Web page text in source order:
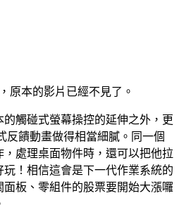
原本的影片已經不見了。
觸碰式螢幕操控的延伸之外，更
反饋動畫做得相當細膩。同一個
處理桌面物件時，還可以把他拉
！相信這會是下一代作業系統的
板、零組件的股票要開始大漲囉